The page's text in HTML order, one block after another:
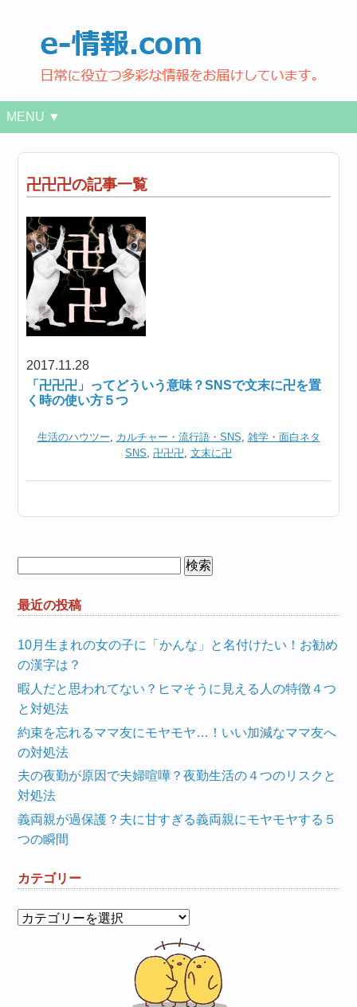
MENU ▼
卍卍卍の記事一覧
2017.11.28
「卍卍卍」ってどういう意味？SNSで文末に卍を置
く時の使い方５つ
生活のハウツー, カルチャー・流行語・SNS, 雑学・面白ネタ
SNS, 卍卍卍, 文末に卍
最近の投稿
10月生まれの女の子に「かんな」と名付けたい！お勧め
の漢字は？
暇人だと思われてない？ヒマそうに見える人の特徴４つ
と対処法
約束を忘れるママ友にモヤモヤ…！いい加減なママ友へ
の対処法
夫の夜勤が原因で夫婦喧嘩？夜勤生活の４つのリスクと
対処法
義両親が過保護？夫に甘すぎる義両親にモヤモヤする５
つの瞬間
カテゴリー
カ